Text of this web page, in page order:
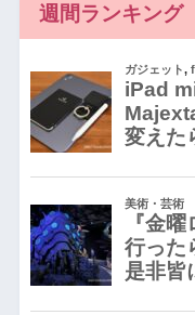
週間ランキング